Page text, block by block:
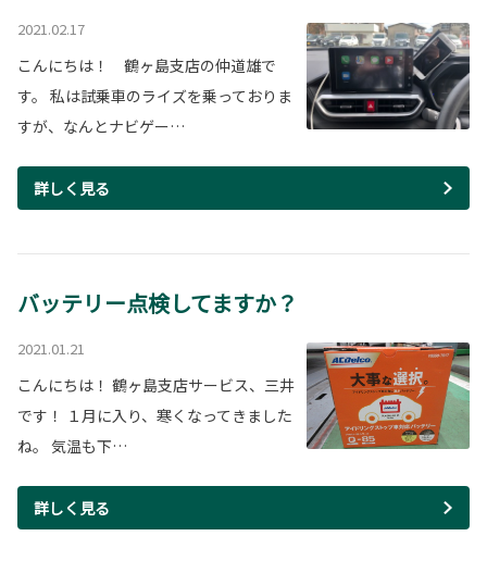
2021.02.17
こんにちは！ 鶴ヶ島支店の仲道雄で
す。 私は試乗車のライズを乗っておりま
すが、なんとナビゲー…
詳しく見る
バッテリー点検してますか？
2021.01.21
こんにちは！ 鶴ヶ島支店サービス、三井
です！ １月に入り、寒くなってきました
ね。 気温も下…
詳しく見る